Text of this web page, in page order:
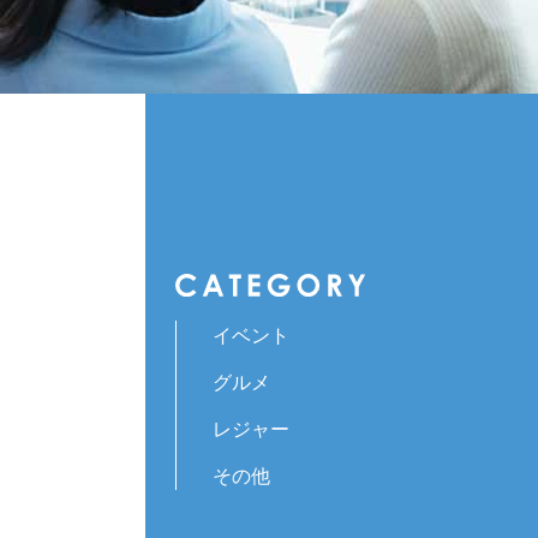
イベント
グルメ
レジャー
その他